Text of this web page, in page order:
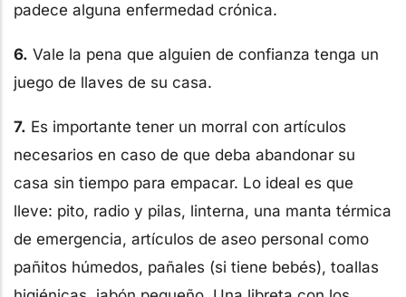
padece alguna enfermedad crónica.
6. Vale la pena que alguien de confianza tenga un
juego de llaves de su casa.
7. Es importante tener un morral con artículos
necesarios en caso de que deba abandonar su
casa sin tiempo para empacar. Lo ideal es que
lleve: pito, radio y pilas, linterna, una manta térmica
de emergencia, artículos de aseo personal como
pañitos húmedos, pañales (si tiene bebés), toallas